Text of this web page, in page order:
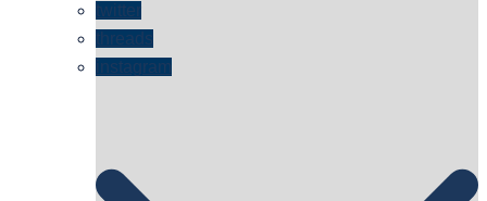
twitter
threads
instagram